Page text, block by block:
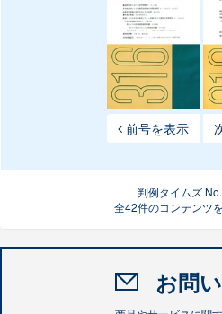
前号を表示
判例タイムズ
全42件のコンテンツ
お問